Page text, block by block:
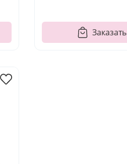
Заказать